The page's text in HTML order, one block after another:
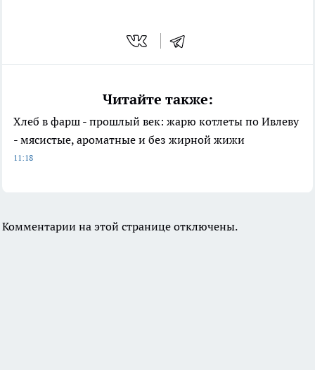
Читайте также:
Хлеб в фарш - прошлый век: жарю котлеты по Ивлеву
- мясистые, ароматные и без жирной жижи
11:18
Комментарии на этой странице отключены.